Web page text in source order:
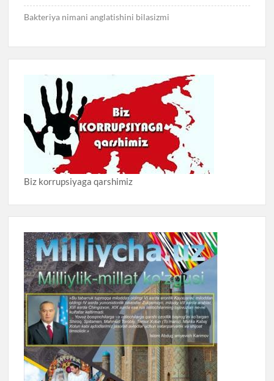
Bakteriya nimani anglatishini bilasizmi
Biz korrupsiyaga qarshimiz